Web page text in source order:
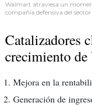
Walmart atraviesa un
compañía defensiva del
Catalizadores
crecimiento
Mejora en la
Generación de